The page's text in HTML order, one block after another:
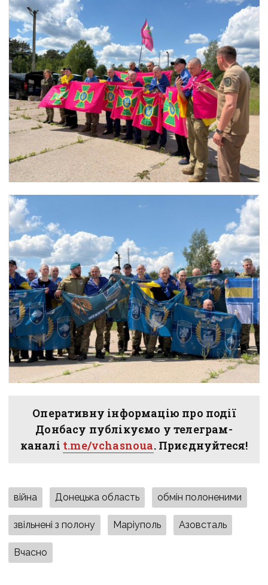
Оперативну інформацію про події
Донбасу публікуємо у телеграм-
каналі t.me/vchasnoua. Приєднуйтеся!
війна Донецька область обмін полоненими
звільнені з полону Маріуполь Азовсталь
Вчасно